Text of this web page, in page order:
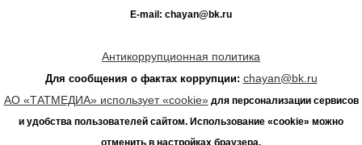
E-mail: chayan@bk.ru
Антикоррупционная политика
Для сообщения о фактах коррупции: chayan@bk.ru
АО «ТАТМЕДИА» использует «cookie»для персонализации сервисов
и удобства пользователей сайтом. Использование «cookie» можно
отменить в настройках браузера.